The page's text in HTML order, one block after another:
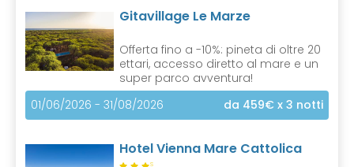
Gitavillage Le Marze
Offerta fino a -10%: pineta di oltre 20
ettari, accesso diretto al mare e un
super parco avventura!
01/06/2026 - 31/08/2026
da 459€ x 3 notti
Hotel Vienna Mare Cattolica
S